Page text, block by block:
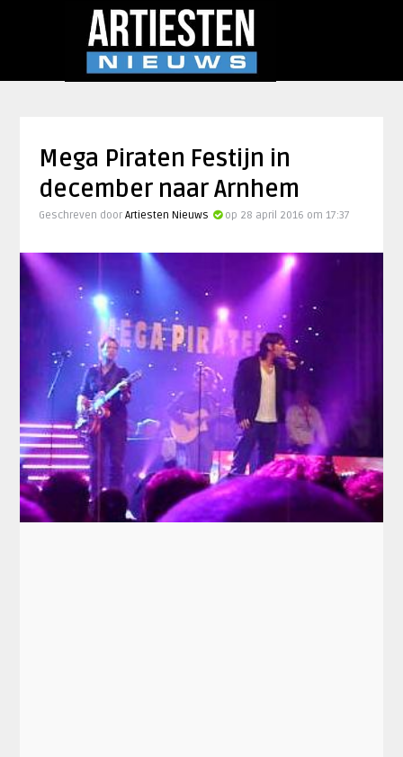
Mega Piraten Festijn in
december naar Arnhem
Geschreven door Artiesten Nieuws op 28 april 2016 om 17:37